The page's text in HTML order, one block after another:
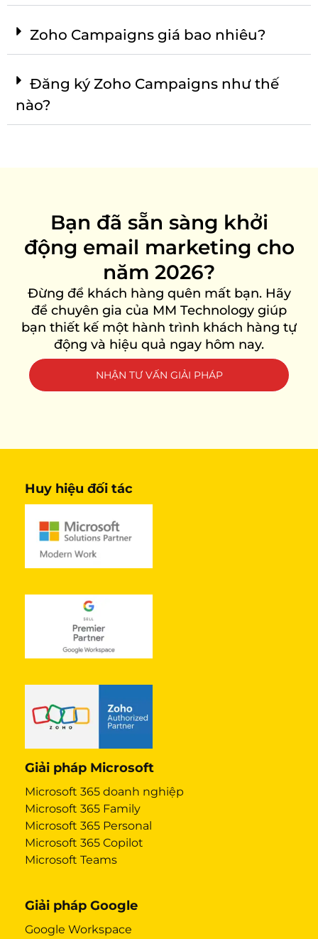
Zoho Campaigns giá bao nhiêu?
Đăng ký Zoho Campaigns như thế
nào?
Bạn đã sẵn sàng khởi
động email marketing cho
năm 2026?
Đừng để khách hàng quên mất bạn. Hãy
để chuyên gia của MM Technology giúp
bạn thiết kế một hành trình khách hàng tự
động và hiệu quả ngay hôm nay.
NHẬN TƯ VẤN GIẢI PHÁP
Huy hiệu đối tác
Giải pháp Microsoft
Microsoft 365 doanh nghiệp
Microsoft 365 Family
Microsoft 365 Personal
Microsoft 365 Copilot
Microsoft Teams
Giải pháp Google
Google Workspace